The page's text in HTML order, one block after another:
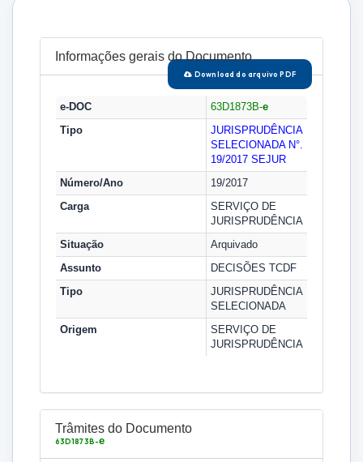
Informações gerais do Documento
Download do arquivo PDF
e-DOC 63D1873B-e
Tipo
JURISPRUDÊNCIA
SELECIONADA N°.
19/2017 SEJUR
Número/Ano
19/2017
Carga
SERVIÇO DE
JURISPRUDÊNCIA
Situação
Arquivado
Assunto
DECISÕES TCDF
Tipo
JURISPRUDÊNCIA
SELECIONADA
Origem
SERVIÇO DE
JURISPRUDÊNCIA
Trâmites do Documento
63D1873B-e